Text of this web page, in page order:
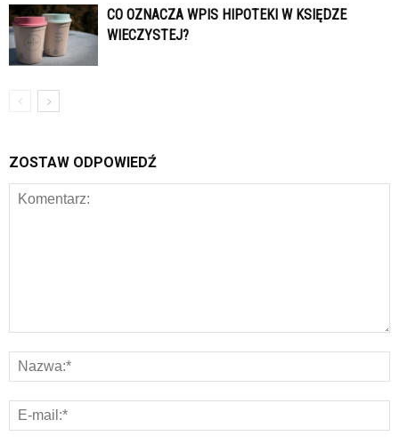
CO OZNACZA WPIS HIPOTEKI W KSIĘDZE
WIECZYSTEJ?
ZOSTAW ODPOWIEDŹ